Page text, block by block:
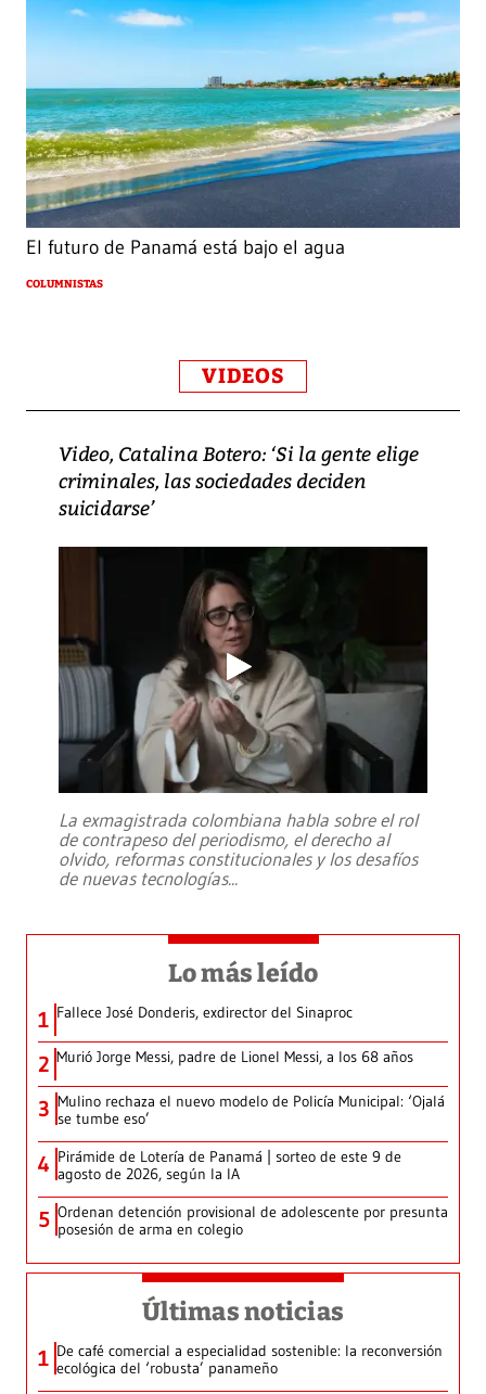
El futuro de Panamá está bajo el agua
COLUMNISTAS
VIDEOS
Video, Catalina Botero: ‘Si la gente elige
criminales, las sociedades deciden
suicidarse’
La exmagistrada colombiana habla sobre el rol
de contrapeso del periodismo, el derecho al
olvido, reformas constitucionales y los desafíos
de nuevas tecnologías...
Lo más leído
1 Fallece José Donderis, exdirector del Sinaproc
2 Murió Jorge Messi, padre de Lionel Messi, a los 68 años
3 Mulino rechaza el nuevo modelo de Policía Municipal: ‘Ojalá
se tumbe eso’
4 Pirámide de Lotería de Panamá | sorteo de este 9 de
agosto de 2026, según la IA
5 Ordenan detención provisional de adolescente por presunta
posesión de arma en colegio
Últimas noticias
1 De café comercial a especialidad sostenible: la reconversión
ecológica del ‘robusta’ panameño